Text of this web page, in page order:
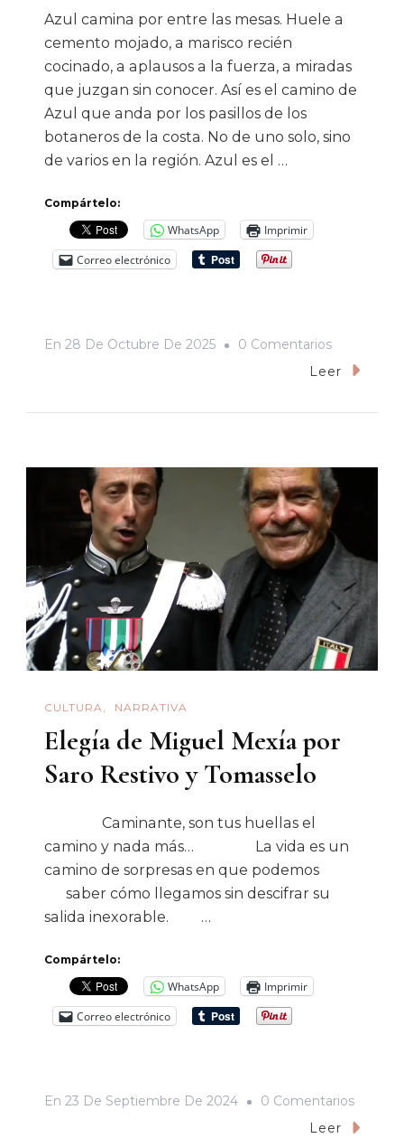
Azul camina por entre las mesas. Huele a
cemento mojado, a marisco recién
cocinado, a aplausos a la fuerza, a miradas
que juzgan sin conocer. Así es el camino de
Azul que anda por los pasillos de los
botaneros de la costa. No de uno solo, sino
de varios en la región. Azul es el …
Compártelo:
WhatsApp
Imprimir
Correo electrónico
En 28 De Octubre De 2025 0 ComentariosEn
Azul
Buscando
Felicidad
Leer
CULTURA NARRATIVA
Elegía de Miguel Mexía por
Saro Restivo y Tomasselo
Caminante, son tus huellas el
camino y nada más… La vida es un
camino de sorpresas en que podemos
saber cómo llegamos sin descifrar su
salida inexorable. …
Compártelo:
WhatsApp
Imprimir
Correo electrónico
En 23 De Septiembre De 2024 0 ComentariosEn
Elegía
Leer